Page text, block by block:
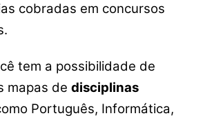
cobradas em concursos
tem a possibilidade de
mapas de disciplinas
Português, Informática,